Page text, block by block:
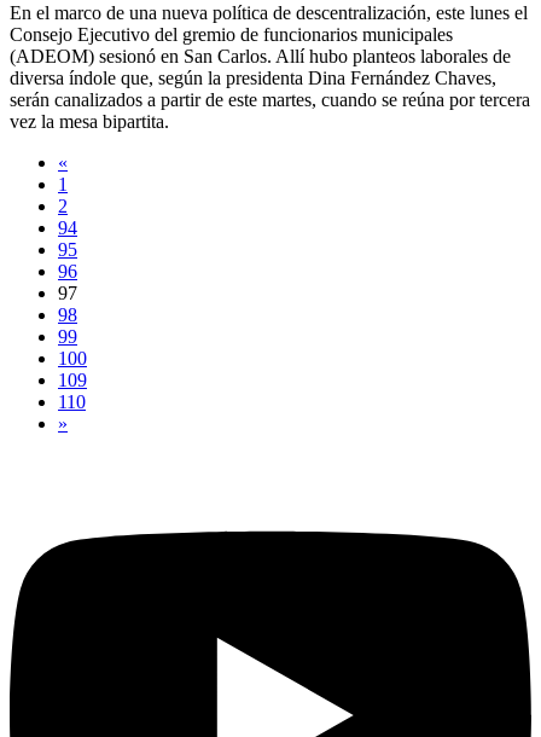
En el marco de una nueva política de descentralización, este lunes el
Consejo Ejecutivo del gremio de funcionarios municipales
(ADEOM) sesionó en San Carlos. Allí hubo planteos laborales de
diversa índole que, según la presidenta Dina Fernández Chaves,
serán canalizados a partir de este martes, cuando se reúna por tercera
vez la mesa bipartita.
«
1
2
94
95
96
97
98
99
100
109
110
»